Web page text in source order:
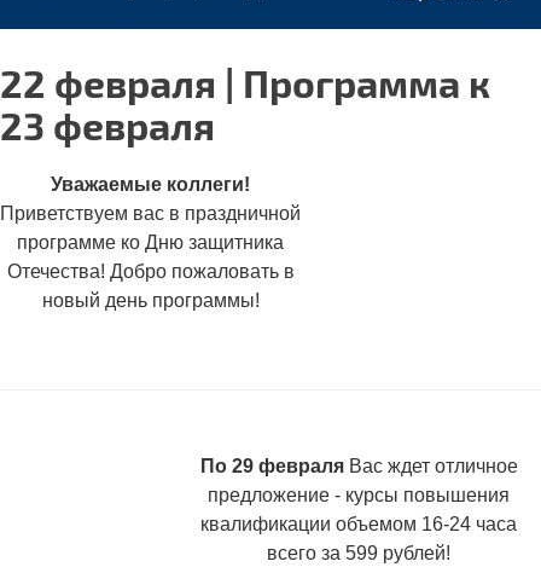
22 февраля | Программа к
23 февраля
Уважаемые коллеги!
Приветствуем вас в праздничной
программе ко Дню защитника
Отечества! Добро пожаловать в
новый день программы!
По 29 февраля Вас ждет отличное
предложение - курсы повышения
квалификации объемом 16-24 часа
всего за 599 рублей!